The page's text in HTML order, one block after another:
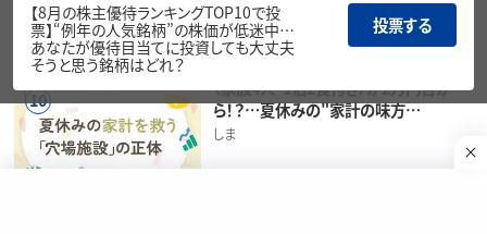
10
〈家族4人・1泊2食付き〉が2万円台か
ら！？…夏休みの"家計の味方…
しま
【8月の株主優待ランキングTOP10で投
票】“例年の人気銘柄”の株価が低迷中…
あなたが優待目当てに投資しても大丈夫
そうと思う銘柄はどれ？
投票する